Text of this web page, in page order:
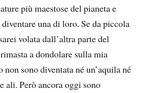
più maestose del pianeta e
una di loro. Se da piccola
volata dall’altra parte del
a dondolare sulla mia
non sono diventata né un’aquila né
ali. Però ancora oggi sono